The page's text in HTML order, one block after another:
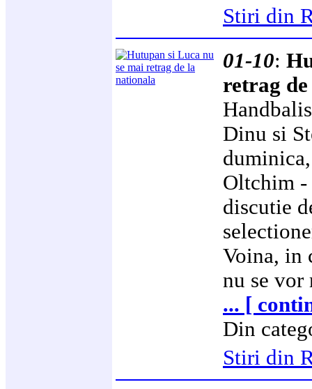
Stiri din
01-10:
retrag
Dinu si
Oltchim -
discutie
Voina, in
nu se vor
... [
Din
Stiri din